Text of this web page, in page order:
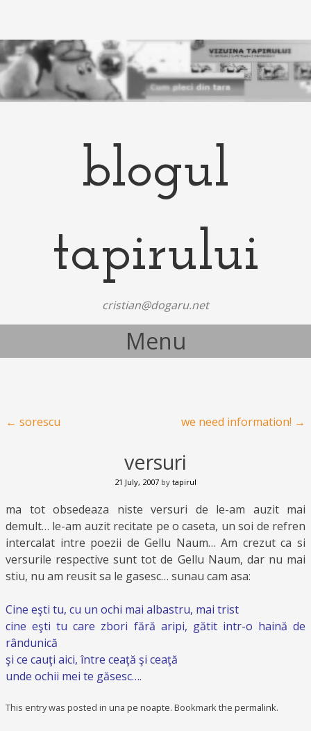
blogul
tapirului
cristian@dogaru.net
Menu
Post navigation
← sorescu we need information! →
versuri
21 July, 2007 by tapirul
ma tot obsedeaza niste versuri de le-am auzit mai
demult… le-am auzit recitate pe o caseta, un soi de refren
intercalat intre poezii de Gellu Naum… Am crezut ca si
versurile respective sunt tot de Gellu Naum, dar nu mai
stiu, nu am reusit sa le gasesc… sunau cam asa:
Cine eşti tu, cu un ochi mai albastru, mai trist
cine eşti tu care zbori fără aripi, gătit intr-o haină de
rândunică
şi ce cauţi aici, între ceaţă şi ceaţă
unde ochii mei te găsesc….
This entry was posted in una pe noapte. Bookmark the permalink.